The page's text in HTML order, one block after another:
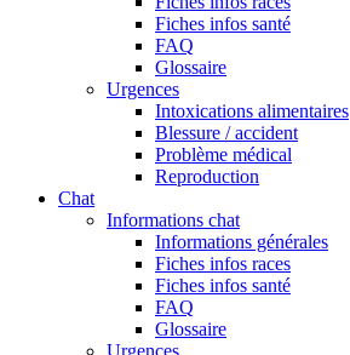
Fiches infos santé
FAQ
Glossaire
Urgences
Intoxications alimentaires
Blessure / accident
Problème médical
Reproduction
Chat
Informations chat
Informations générales
Fiches infos races
Fiches infos santé
FAQ
Glossaire
Urgences